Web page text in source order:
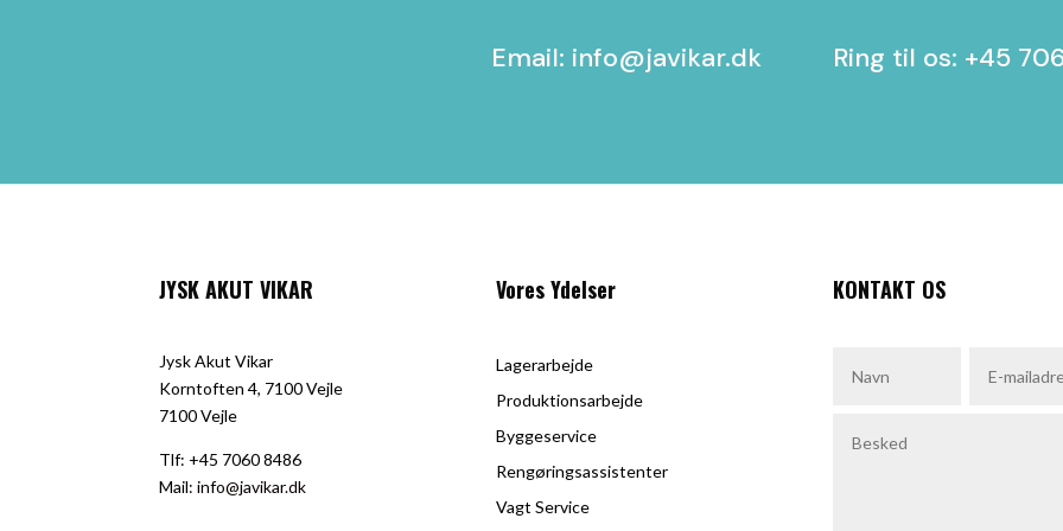
Email: info@javikar.dk Ring til os: +45
JYSK AKUT VIKAR
Jysk Akut Vikar
Korntoften 4, 7100 Vejle
7100 Vejle
Tlf: +45 7060 8486
Mail:info@javikar.dk
Vores Ydelser
Lagerarbejde
Produktionsarbejde
Byggeservice
Rengøringsassistenter
Vagt Service
KONTAKT OS